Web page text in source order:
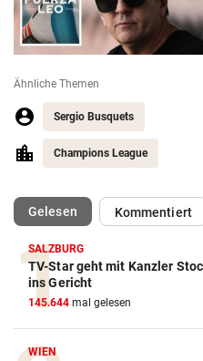
Ähnliche Themen
Sergio Busquets
Champions League
Gelesen(ausgewählt)Kommentiert
SALZBURG
TV-Star geht mit Kanzler
ins Gericht
145.644 mal gelesen
WIEN
Action-Cam Vergleich
ZUM VERGLEICH
Crosstrainer Vergleich